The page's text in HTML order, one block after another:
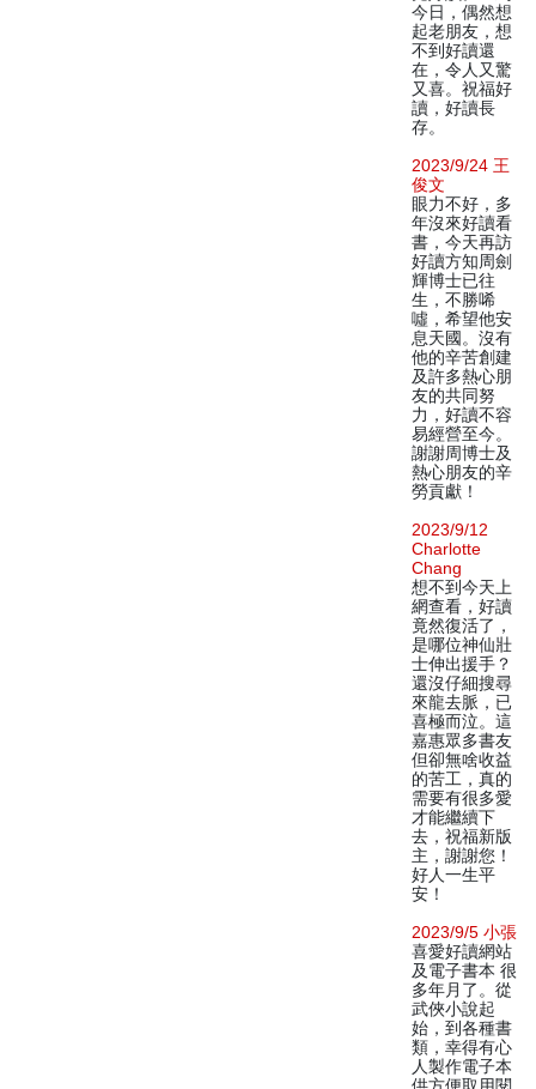
今日，偶然想
起老朋友，想
不到好讀還
在，令人又驚
又喜。祝福好
讀，好讀長
存。
2023/9/24 王
俊文
眼力不好，多
年沒來好讀看
書，今天再訪
好讀方知周劍
輝博士已往
生，不勝唏
噓，希望他安
息天國。沒有
他的辛苦創建
及許多熱心朋
友的共同努
力，好讀不容
易經營至今。
謝謝周博士及
熱心朋友的辛
勞貢獻！
2023/9/12
Charlotte
Chang
想不到今天上
網查看，好讀
竟然復活了，
是哪位神仙壯
士伸出援手？
還沒仔細搜尋
來龍去脈，已
喜極而泣。這
嘉惠眾多書友
但卻無啥收益
的苦工，真的
需要有很多愛
才能繼續下
去，祝福新版
主，謝謝您！
好人一生平
安！
2023/9/5 小張
喜愛好讀網站
及電子書本 很
多年月了。從
武俠小說起
始，到各種書
類，幸得有心
人製作電子本